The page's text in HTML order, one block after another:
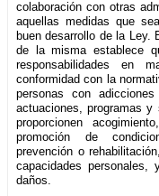
colaboración con otras
aquellas medidas que
buen desarrollo de la
de la misma establece
responsabilidades en
conformidad con la
personas con
actuaciones, programas
proporcionen
promoción de
prevención o
capacidades
daños.